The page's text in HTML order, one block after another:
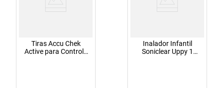
Tiras Accu Chek
Active para Controle
Inalador Infantil
Soniclear Uppy 1